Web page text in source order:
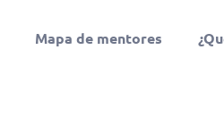
Mapa de mentores